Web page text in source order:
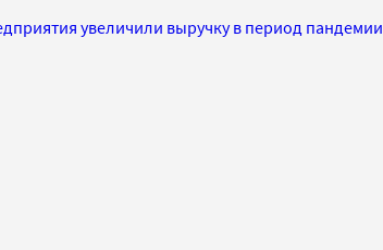
увеличили выручку в период пандемии